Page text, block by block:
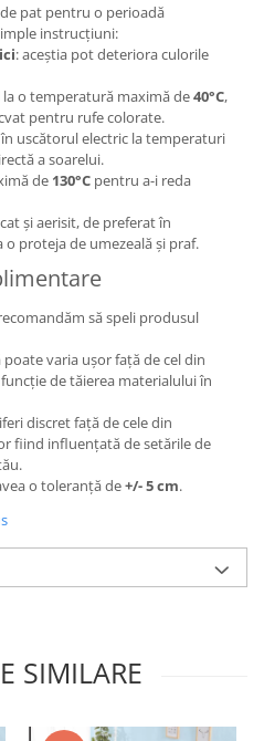
pat pentru o perioadă
instrucțiuni:
: aceștia pot deteriora culorile
o temperatură maximă de40°C,
pentru rufe colorate.
uscătorul electric la temperaturi
a soarelui.
de 130°C pentru a-i reda
și aerisit, de preferat în
proteja de umezeală și praf.
să speli produsul
varia ușor față de cel din
de tăierea materialului în
discret față de cele din
fiind influențată de setările de
o toleranță de+/- 5 cm.
SIMILARE